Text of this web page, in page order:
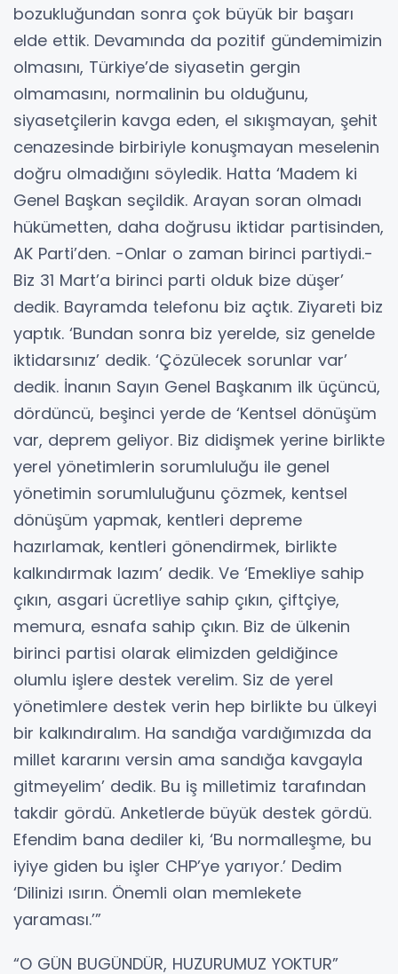
bozukluğundan sonra çok büyük bir başarı
elde ettik. Devamında da pozitif gündemimizin
olmasını, Türkiye’de siyasetin gergin
olmamasını, normalinin bu olduğunu,
siyasetçilerin kavga eden, el sıkışmayan, şehit
cenazesinde birbiriyle konuşmayan meselenin
doğru olmadığını söyledik. Hatta ‘Madem ki
Genel Başkan seçildik. Arayan soran olmadı
hükümetten, daha doğrusu iktidar partisinden,
AK Parti’den. -Onlar o zaman birinci partiydi.-
Biz 31 Mart’a birinci parti olduk bize düşer’
dedik. Bayramda telefonu biz açtık. Ziyareti biz
yaptık. ‘Bundan sonra biz yerelde, siz genelde
iktidarsınız’ dedik. ‘Çözülecek sorunlar var’
dedik. İnanın Sayın Genel Başkanım ilk üçüncü,
dördüncü, beşinci yerde de ‘Kentsel dönüşüm
var, deprem geliyor. Biz didişmek yerine birlikte
yerel yönetimlerin sorumluluğu ile genel
yönetimin sorumluluğunu çözmek, kentsel
dönüşüm yapmak, kentleri depreme
hazırlamak, kentleri gönendirmek, birlikte
kalkındırmak lazım’ dedik. Ve ‘Emekliye sahip
çıkın, asgari ücretliye sahip çıkın, çiftçiye,
memura, esnafa sahip çıkın. Biz de ülkenin
birinci partisi olarak elimizden geldiğince
olumlu işlere destek verelim. Siz de yerel
yönetimlere destek verin hep birlikte bu ülkeyi
bir kalkındıralım. Ha sandığa vardığımızda da
millet kararını versin ama sandığa kavgayla
gitmeyelim’ dedik. Bu iş milletimiz tarafından
takdir gördü. Anketlerde büyük destek gördü.
Efendim bana dediler ki, ‘Bu normalleşme, bu
iyiye giden bu işler CHP’ye yarıyor.’ Dedim
‘Dilinizi ısırın. Önemli olan memlekete
yaraması.’”
“O GÜN BUGÜNDÜR, HUZURUMUZ YOKTUR”